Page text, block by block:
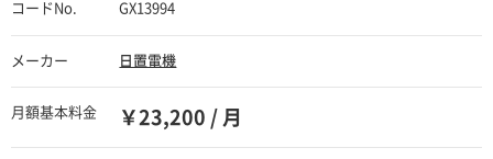
コードNo. GX13994
メーカー 日置電機
月額基本料金 ￥23,200 / 月